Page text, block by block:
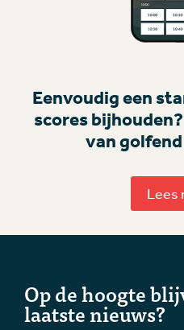
Eenvoudig een
scores
van
Lees
Op de hoogte
laatste nieuws?